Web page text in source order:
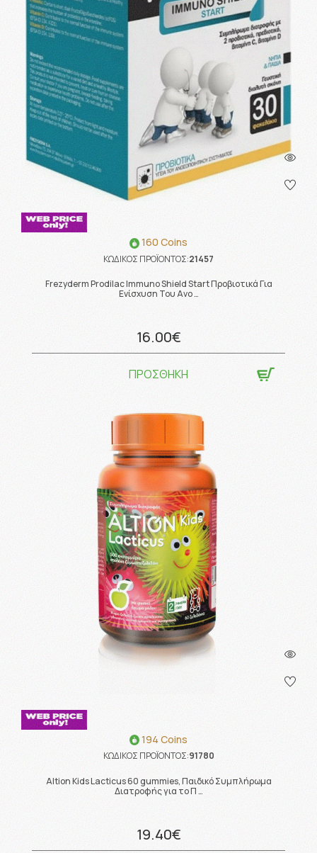
160 Coins
ΚΩΔΙΚΟΣ ΠΡΟΪΟΝΤΟΣ:21457
Frezyderm Prodilac Immuno Shield Start Προβιοτικά Για
Ενίσχυση Του Ανο …
16.00€
ΠΡΟΣΘΗΚΗ
194 Coins
ΚΩΔΙΚΟΣ ΠΡΟΪΟΝΤΟΣ:91780
Altion Kids Lacticus 60 gummies, Παιδικό Συμπλήρωμα
Διατροφής για το Π …
19.40€